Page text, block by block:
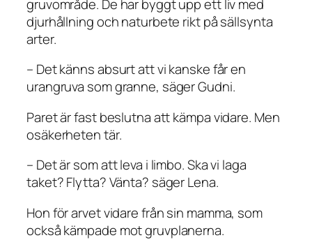
gruvområde. De har byggt upp ett liv med
djurhållning och naturbete rikt på sällsynta
arter.
– Det känns absurt att vi kanske får en
urangruva som granne, säger Gudni.
Paret är fast beslutna att kämpa vidare. Men
osäkerheten tär.
– Det är som att leva i limbo. Ska vi laga
taket? Flytta? Vänta? säger Lena.
Hon för arvet vidare från sin mamma, som
också kämpade mot gruvplanerna.